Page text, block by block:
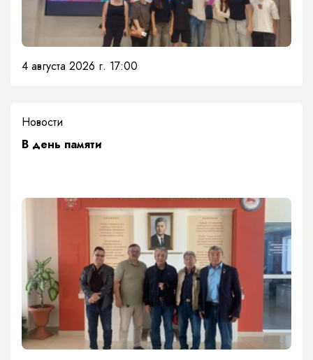
4 августа 2026 г. 17:00
Новости
​В день памяти